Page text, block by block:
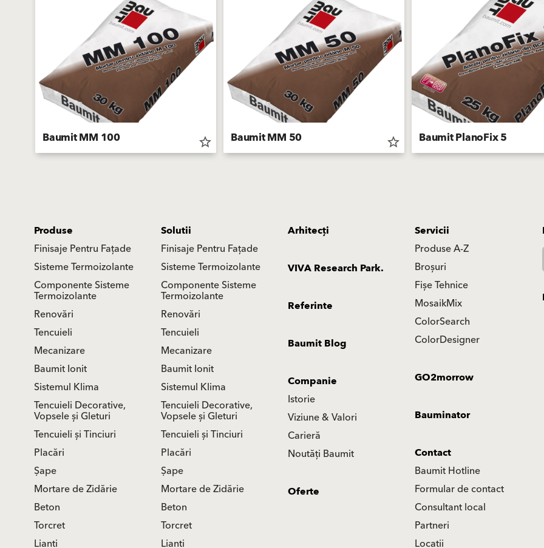
Baumit MM 100 star_border Baumit MM 50 star_border Baumit PlanoFix 5
Produse
Finisaje Pentru Fațade
Sisteme Termoizolante
Componente Sisteme
Termoizolante
Renovări
Tencuieli
Mecanizare
Baumit Ionit
Sistemul Klima
Tencuieli Decorative,
Vopsele și Gleturi
Tencuieli și Tinciuri
Placări
Șape
Mortare de Zidărie
Beton
Torcret
Lianti
Solutii
Finisaje Pentru Fațade
Sisteme Termoizolante
Componente Sisteme
Termoizolante
Renovări
Tencuieli
Mecanizare
Baumit Ionit
Sistemul Klima
Tencuieli Decorative,
Vopsele și Gleturi
Tencuieli și Tinciuri
Placări
Șape
Mortare de Zidărie
Beton
Torcret
Lianti
Arhitecți
Servicii
Produse A-Z
Broșuri
Fișe Tehnice
MosaikMix
ColorSearch
ColorDesigner
VIVA Research Park.
Referinte
Baumit Blog
GO2morrow
Companie
Istorie
Viziune & Valori
Carieră
Noutăți Baumit
Bauminator
Contact
Baumit Hotline
Formular de contact
Consultant local
Partneri
Locatii
Oferte